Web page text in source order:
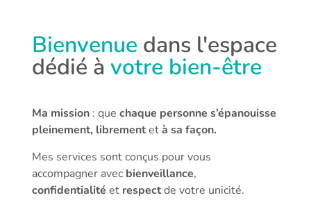
Bienvenue dans l'espace
dédié à votre bien-être
Ma mission : que chaque personne s’épanouisse
pleinement, librementetà sa façon.
Mes services sont conçus pour vous
accompagner avec bienveillance,
confidentialité et respectde votre unicité.